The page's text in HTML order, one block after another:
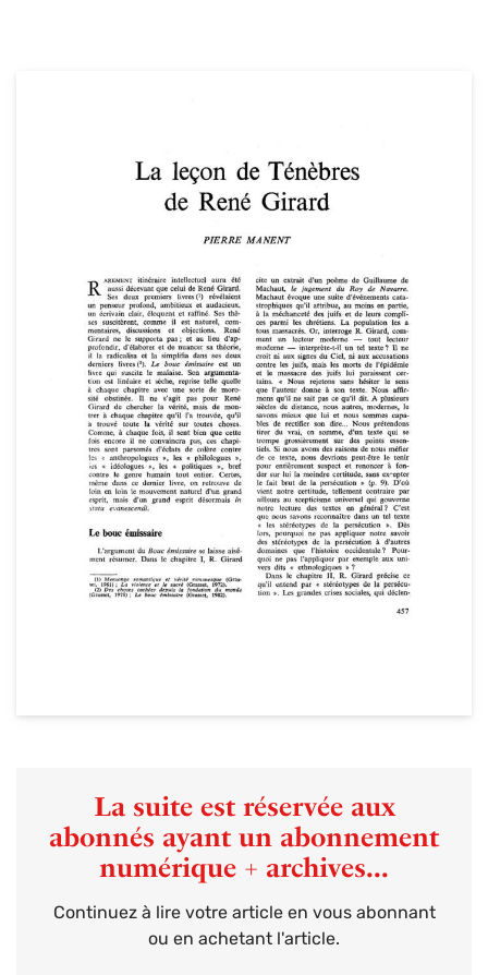
La suite est réservée aux
abonnés ayant un abonnement
numérique + archives...
Continuez à lire votre article en vous abonnant
ou en achetant l'article.